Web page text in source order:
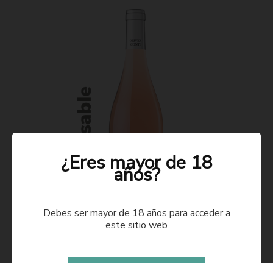
¿Eres mayor de 18
años?
Debes ser mayor de 18 años para acceder a
este sitio web